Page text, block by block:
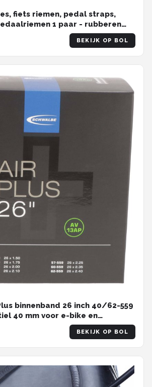
fiets riemen, pedal straps,
1 paar - rubberen
- verstelbare lengte universele
antislip
BEKIJK OP BOL
binnenband 26 inch 40/62-559
40 mm voor e-bike en
BEKIJK OP BOL